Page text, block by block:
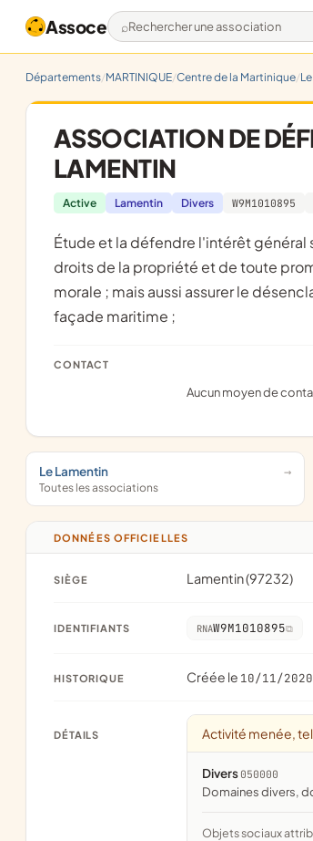
Assoce Rechercher une association
Départements MARTINIQUE Centre de la Martinique
ASSOCIATION DE
LAMENTIN
Active Lamentin Divers W9M1010895
étude et la défendre l'intérêt général sur les plans économique, social, culturel ; et notamment la sauvegarde les
droits de la propriété et de toute
morale ; mais aussi assurer le
façade maritime ;
CONTACT
Aucun moyen de
Le Lamentin
Toutes les associations
DONNÉES OFFICIELLES
SIÈGE Lamentin (97232)
IDENTIFIANTS RNAW9M1010895
HISTORIQUE Créée le 10/11/2020
DÉTAILS Activité menée,
Divers 050000
domaines divers,
Objets sociaux attribués par l'administration d'après l'objet déclaré ; activité NAF attribuée par l'INSEE. Les noms courts